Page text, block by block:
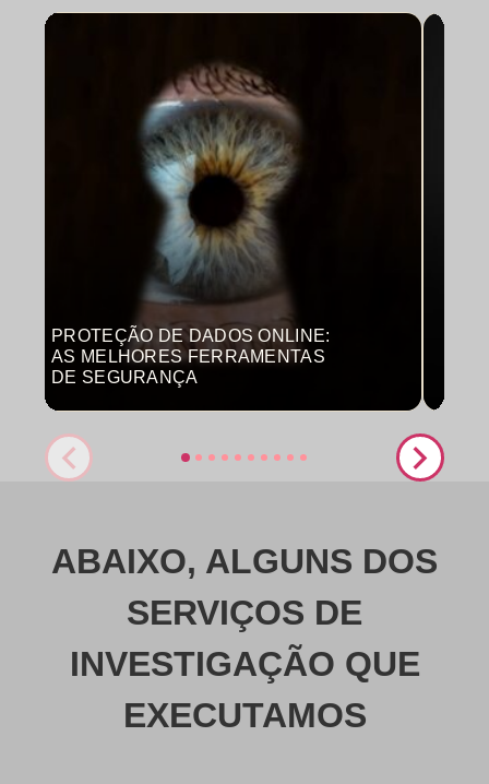
PROTEÇÃO DE DADOS ONLINE:
AS MELHORES FERRAMENTAS
DE SEGURANÇA
ABAIXO, ALGUNS DOS
SERVIÇOS DE
INVESTIGAÇÃO QUE
EXECUTAMOS